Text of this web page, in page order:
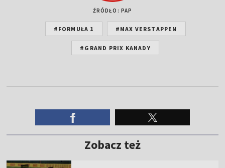
ŹRÓDŁO: PAP
#FORMUŁA 1 #MAX VERSTAPPEN
#GRAND PRIX KANADY
Zobacz też